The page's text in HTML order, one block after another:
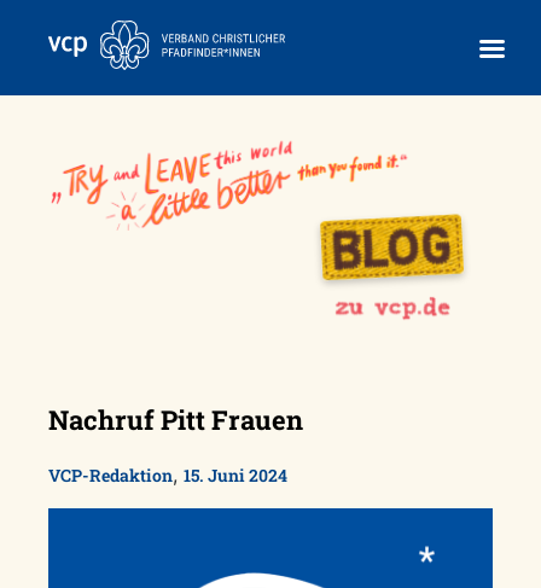
Nachruf Pitt Frauen
VCP-Redaktion, 15. Juni 2024